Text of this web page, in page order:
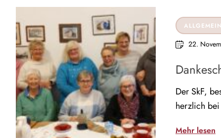
ALLGEMEIN
22.
Der SkF,
herzlich
Mehr lesen